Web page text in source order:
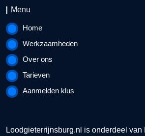
Menu
Home
Werkzaamheden
Over ons
Tarieven
Aanmelden klus
Loodgieterrijnsburg.nl is onderdeel van